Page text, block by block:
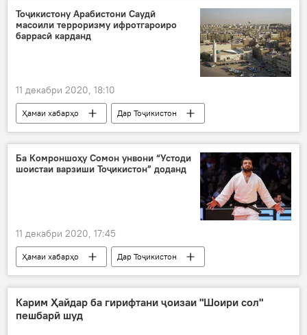
Тоҷикистону Арабистони Саудӣ
масоили терроризму ифротгароиро
баррасӣ карданд
11 декабри 2020, 18:10
Ҳамаи хабарҳо
Дар Тоҷикистон
Арабистони Саудӣ
терроризм
ифротгароӣ
Амният ва мудофиа
Ба Комроншоҳу Сомон унвони “Устоди
шоистаи варзиши Тоҷикистон” доданд
11 декабри 2020, 17:45
Ҳамаи хабарҳо
Дар Тоҷикистон
Навигариҳои варзиши Тоҷикистон
Комроншоҳ Устопириён
Шоиста
Карим Ҳайдар ба гирифтани ҷоизаи "Шоири сол"
пешбарӣ шуд